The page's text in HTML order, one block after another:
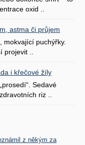
oxid ..
astma či průjem
mokvající puchýřky.
projevit ..
i křečové žíly
Sedavé
riz ..
z někým za